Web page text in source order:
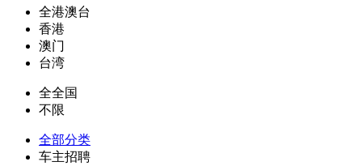
全港澳台
香港
澳门
台湾
全全国
不限
全部分类
车主招聘